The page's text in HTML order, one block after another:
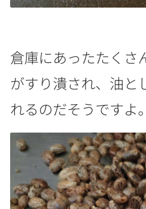
倉庫にあったたくさ
がすり潰され、油と
れるのだそうですよ。